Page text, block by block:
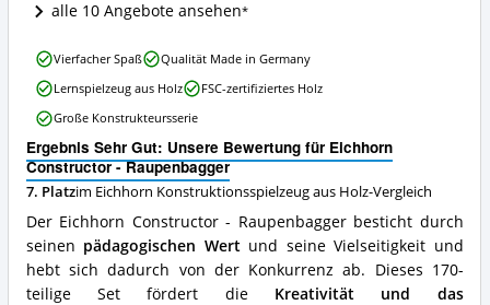
Konstruktionsspielzeug
Holz
erhältlich?
alle 10 Angebote ansehen
Ergebnis Sehr Gut: Unsere Bewertung für Eichhorn
Constructor - Raupenbagger
7. Platzim Eichhorn Konstruktionsspielzeug aus Holz-Vergleich
Der Eichhorn Constructor - Raupenbagger besticht durch
seinen pädagogischen Wert und seine Vielseitigkeit und
hebt sich dadurch von der Konkurrenz ab. Dieses 170-
teilige Set fördert die Kreativität und das
Eichhorn
Constructor
Raupenbagger
Vorteile:
Was
spricht
für
dieses
Eichhorn
Konstruktionsspielzeug
aus
Holz?
Vierfacher Spaß
Qualität Made in Germany
Lernspielzeug aus Holz
FSC-zertifiziertes Holz
Große Konstrukteursserie